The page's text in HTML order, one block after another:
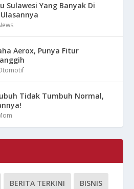
Sulawesi Yang Banyak Di
Aerox, Punya Fitur
Tidak Tumbuh Normal,
BERITA TERKINI BISNIS